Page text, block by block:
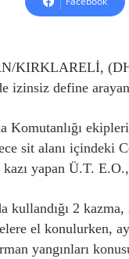
KIRKLARELİ,
izinsiz define
Komutanlığı
sit alanı içindeki
yapan Ü.T.
kullandığı 2
el konulurken,
yangınları